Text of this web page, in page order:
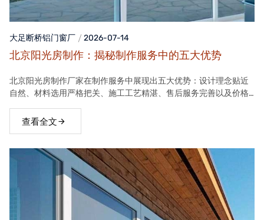
大足断桥铝门窗厂 2026-07-14
北京阳光房制作：揭秘制作服务中的五大优势
北京阳光房制作厂家在制作服务中展现出五大优势：设计理念贴近
自然、材料选用严格把关、施工工艺精湛、售后服务完善以及价格
查看全文